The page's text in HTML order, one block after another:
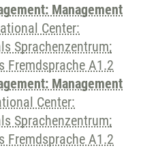
Management
Center:
Sprachenzentrum;
Fremdsprache A1.2
Management
Center:
Sprachenzentrum;
Fremdsprache A1.2